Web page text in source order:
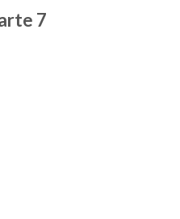
7